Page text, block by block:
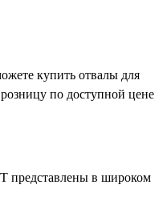
купить отвалы для
по доступной цене
представлены в широком